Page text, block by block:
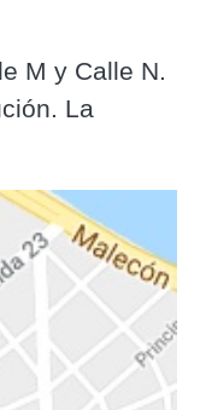
M y Calle N.
La